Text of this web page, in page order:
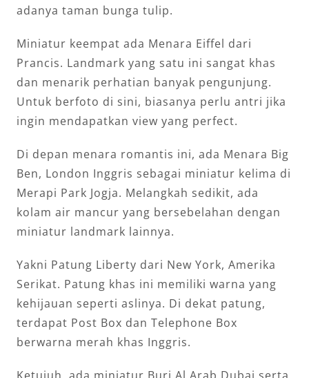
adanya taman bunga tulip.
Miniatur keempat ada Menara Eiffel dari
Prancis. Landmark yang satu ini sangat khas
dan menarik perhatian banyak pengunjung.
Untuk berfoto di sini, biasanya perlu antri jika
ingin mendapatkan view yang perfect.
Di depan menara romantis ini, ada Menara Big
Ben, London Inggris sebagai miniatur kelima di
Merapi Park Jogja. Melangkah sedikit, ada
kolam air mancur yang bersebelahan dengan
miniatur landmark lainnya.
Yakni Patung Liberty dari New York, Amerika
Serikat. Patung khas ini memiliki warna yang
kehijauan seperti aslinya. Di dekat patung,
terdapat Post Box dan Telephone Box
berwarna merah khas Inggris.